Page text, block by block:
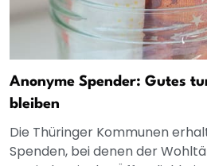
Anonyme Spender: Gutes
bleiben
Die Thüringer Kommunen
Spenden, bei denen der